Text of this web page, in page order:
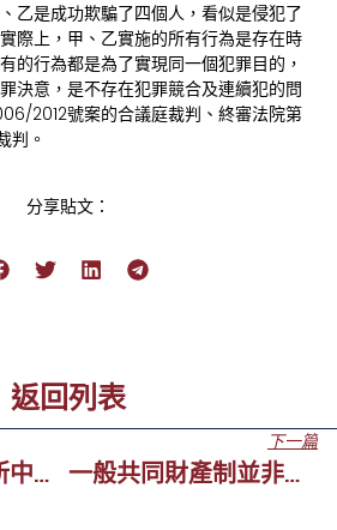
乙是成功欺騙了四個人，看似是侵犯了
際上，甲、乙實施的所有行為是存在時
的行為都是為了實現同一個犯罪目的，
決意，是不存在犯罪競合及連續犯的問
2012號案的合議庭裁判、終審法院第
判。
分享貼文：
返回列表
如何界定侵入住所中的”未經同意”
下一篇
一般共同財產制並非必然婚前共產？